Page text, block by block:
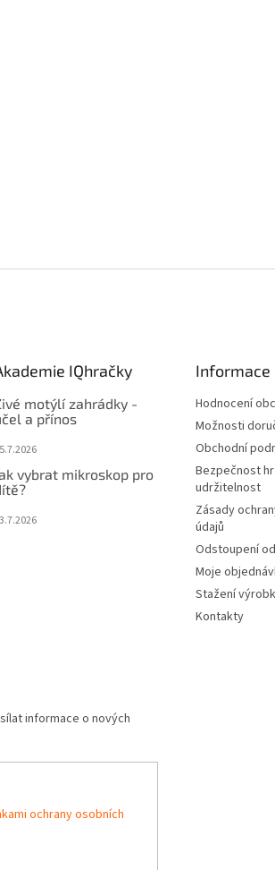
IQhračky
motýlí zahrádky -
a přínos
vybrat mikroskop pro
Informace
Hodnocení
Možnosti
Obchodní
Bezpečnost
udržitelnost
Zásady
údajů
Odstoupení
Moje
Stažení
Kontakty
informace o nových
ochrany osobních